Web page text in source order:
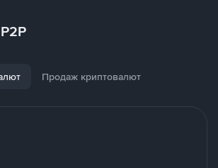
Продаж криптовалют